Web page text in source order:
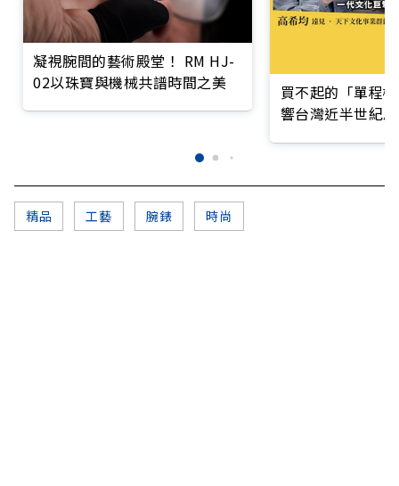
凝視腕間的藝術殿堂！ RM HJ-
02以珠寶與機械共譜時間之美
買不起的「單程
響台灣近半世紀
精品 工藝 腕錶 時尚